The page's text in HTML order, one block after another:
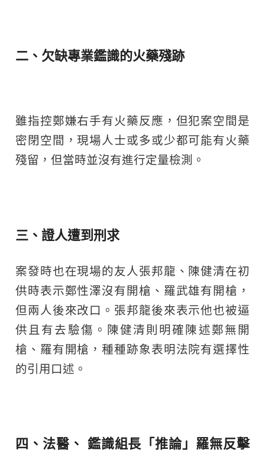
二、欠缺專業鑑識的火藥殘跡
雖指控鄭嫌右手有火藥反應，但犯案空間是
密閉空間，現場人士或多或少都可能有火藥
殘留，但當時並沒有進行定量檢測。
三、證人遭到刑求
案發時也在現場的友人張邦龍、陳健清在初
供時表示鄭性澤沒有開槍、羅武雄有開槍，
但兩人後來改口。張邦龍後來表示他也被逼
供且有去驗傷。陳健清則明確陳述鄭無開
槍、羅有開槍，種種跡象表明法院有選擇性
的引用口述。
四、法醫、 鑑識組長「推論」羅無反擊